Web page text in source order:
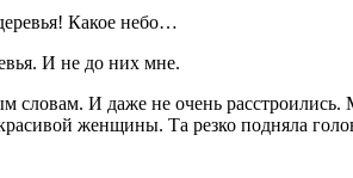
Какое небо…
И не до них мне.
словам. И даже не очень
женщины. Та резко подняла